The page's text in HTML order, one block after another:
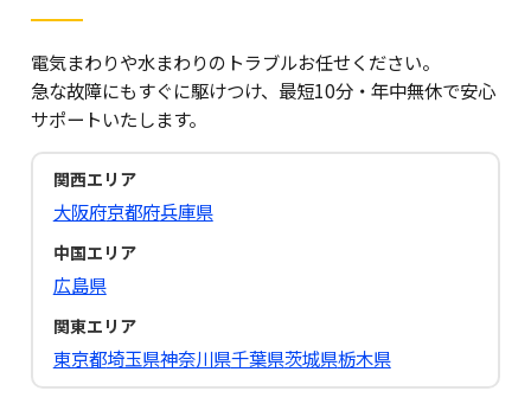
電気まわりや水まわりのトラブルお任せください。
急な故障にもすぐに駆けつけ、最短10分・年中無休で安心
サポートいたします。
関西エリア
大阪府京都府兵庫県
中国エリア
広島県
関東エリア
東京都埼玉県神奈川県千葉県茨城県栃木県